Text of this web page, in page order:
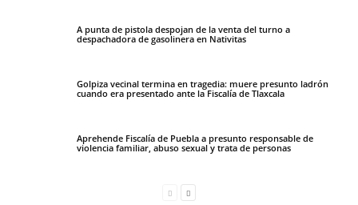
A punta de pistola despojan de la venta del turno a
despachadora de gasolinera en Nativitas
Golpiza vecinal termina en tragedia: muere presunto ladrón
cuando era presentado ante la Fiscalía de Tlaxcala
Aprehende Fiscalía de Puebla a presunto responsable de
violencia familiar, abuso sexual y trata de personas